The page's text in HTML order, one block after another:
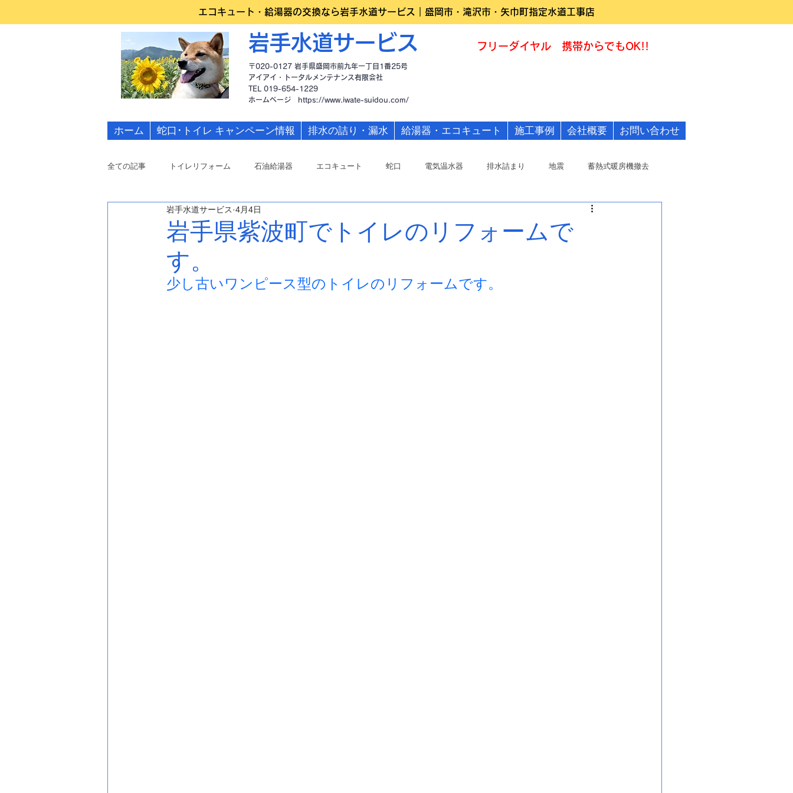
エコキュート・給湯器の交換なら岩手水道サービス｜盛岡市・滝沢市・矢巾町指定水道工事店
岩手水道サービス
〒020-0127 岩手県盛岡市前九年一丁目1番25号
アイアイ・トータルメンテナンス有限会社
TEL 019-654-1229
​ホームページ https://www.iwate-suidou.com/
フリーダイヤル 携帯からでもOK!!
ホーム 蛇口･トイレ キャンペーン情報 排水の詰り・漏水 給湯器・エコキュート 施工事例 会社概要 お問い合わせ
全ての記事 トイレリフォーム 石油給湯器 エコキュート 蛇口 電気温水器 排水詰まり 地震 蓄熱式暖房機撤去
岩手県紫波町でトイレのリフォームで
す。
岩手水道サービス 4月4日
少し古いワンピース型のトイレのリフォームです。